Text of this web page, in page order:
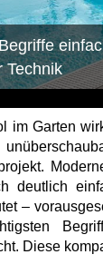
Technik
im Garten
deutlich
–
Diese